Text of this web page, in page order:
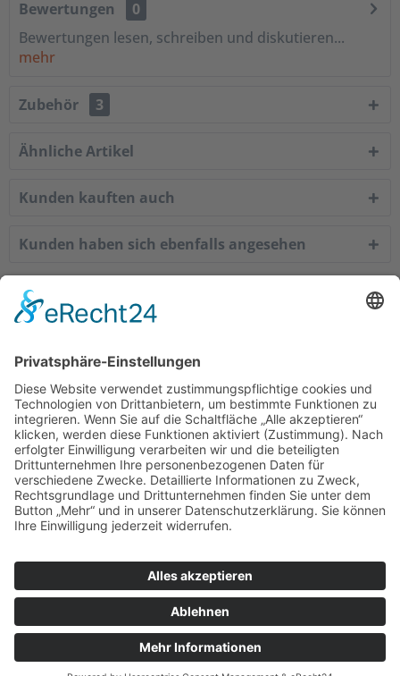
Bewertungen
0
Bewertungen lesen, schreiben und diskutieren...
mehr
Zubehör 3
Ähnliche Artikel
Kunden kauften auch
Kunden haben sich ebenfalls angesehen
Service Hotline
Informationen
Empfehlungen
* Alle Preise inkl. gesetzl. Mehrwertsteuer zzgl.
Über Kaffee-Welt24: Automaten & mehr
Kontakt
Zahlung und Versand
AGB und Kundeninformationen